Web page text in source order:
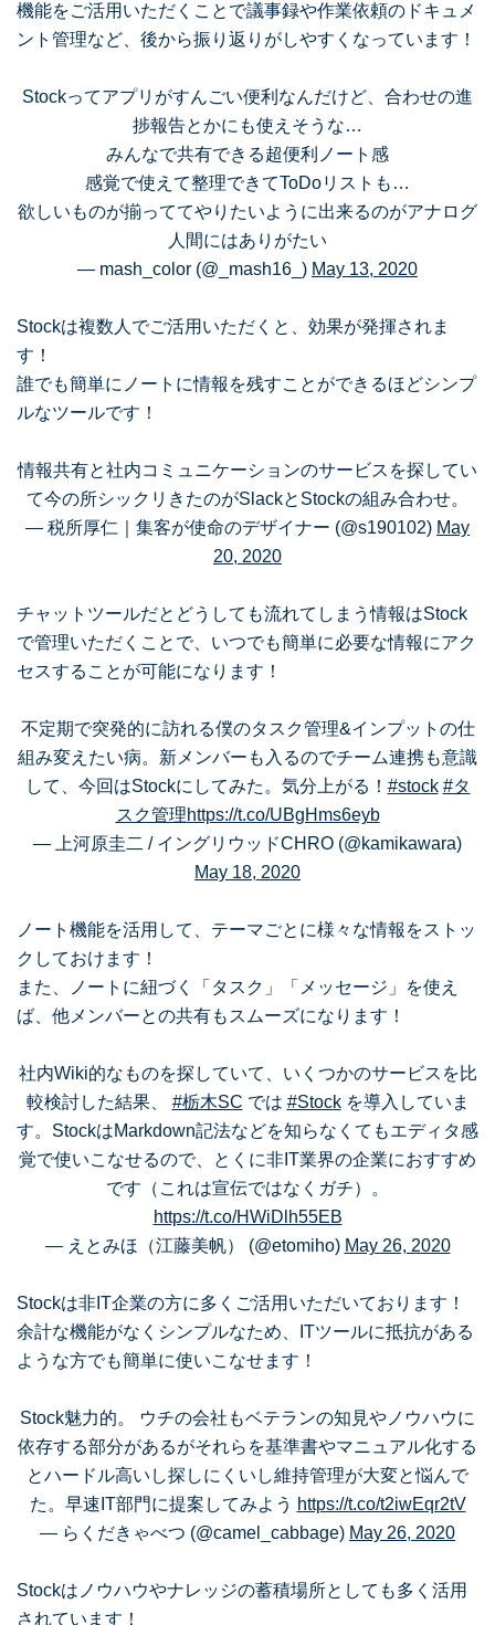
機能をご活用いただくことで議事録や作業依頼のドキュメ
ント管理など、後から振り返りがしやすくなっています！
Stockってアプリがすんごい便利なんだけど、合わせの進
捗報告とかにも使えそうな…
みんなで共有できる超便利ノート感
感覚で使えて整理できてToDoリストも…
欲しいものが揃っててやりたいように出来るのがアナログ
人間にはありがたい
— mash_color (@_mash16_) May 13, 2020
Stockは複数人でご活用いただくと、効果が発揮されま
す！
誰でも簡単にノートに情報を残すことができるほどシンプ
ルなツールです！
情報共有と社内コミュニケーションのサービスを探してい
て今の所シックリきたのがSlackとStockの組み合わせ。
— 税所厚仁｜集客が使命のデザイナー (@s190102) May
20, 2020
チャットツールだとどうしても流れてしまう情報はStock
で管理いただくことで、いつでも簡単に必要な情報にアク
セスすることが可能になります！
不定期で突発的に訪れる僕のタスク管理&インプットの仕
組み変えたい病。新メンバーも入るのでチーム連携も意識
して、今回はStockにしてみた。気分上がる！ #stock #タ
スク管理https://t.co/UBgHms6eyb
— 上河原圭二 / イングリウッドCHRO (@kamikawara)
May 18, 2020
ノート機能を活用して、テーマごとに様々な情報をストッ
クしておけます！
また、ノートに紐づく「タスク」「メッセージ」を使え
ば、他メンバーとの共有もスムーズになります！
社内Wiki的なものを探していて、いくつかのサービスを比
較検討した結果、 #栃木SC では #Stockを導入していま
す。StockはMarkdown記法などを知らなくてもエディタ感
覚で使いこなせるので、とくに非IT業界の企業におすすめ
です（これは宣伝ではなくガチ）。
https://t.co/HWiDlh55EB
— えとみほ（江藤美帆） (@etomiho) May 26, 2020
Stockは非IT企業の方に多くご活用いただいております！
余計な機能がなくシンプルなため、ITツールに抵抗がある
ような方でも簡単に使いこなせます！
Stock魅力的。 ウチの会社もベテランの知見やノウハウに
依存する部分があるがそれらを基準書やマニュアル化する
とハードル高いし探しにくいし維持管理が大変と悩んで
た。早速IT部門に提案してみよう https://t.co/t2iwEqr2tV
— らくだきゃべつ (@camel_cabbage) May 26, 2020
Stockはノウハウやナレッジの蓄積場所としても多く活用
されています！